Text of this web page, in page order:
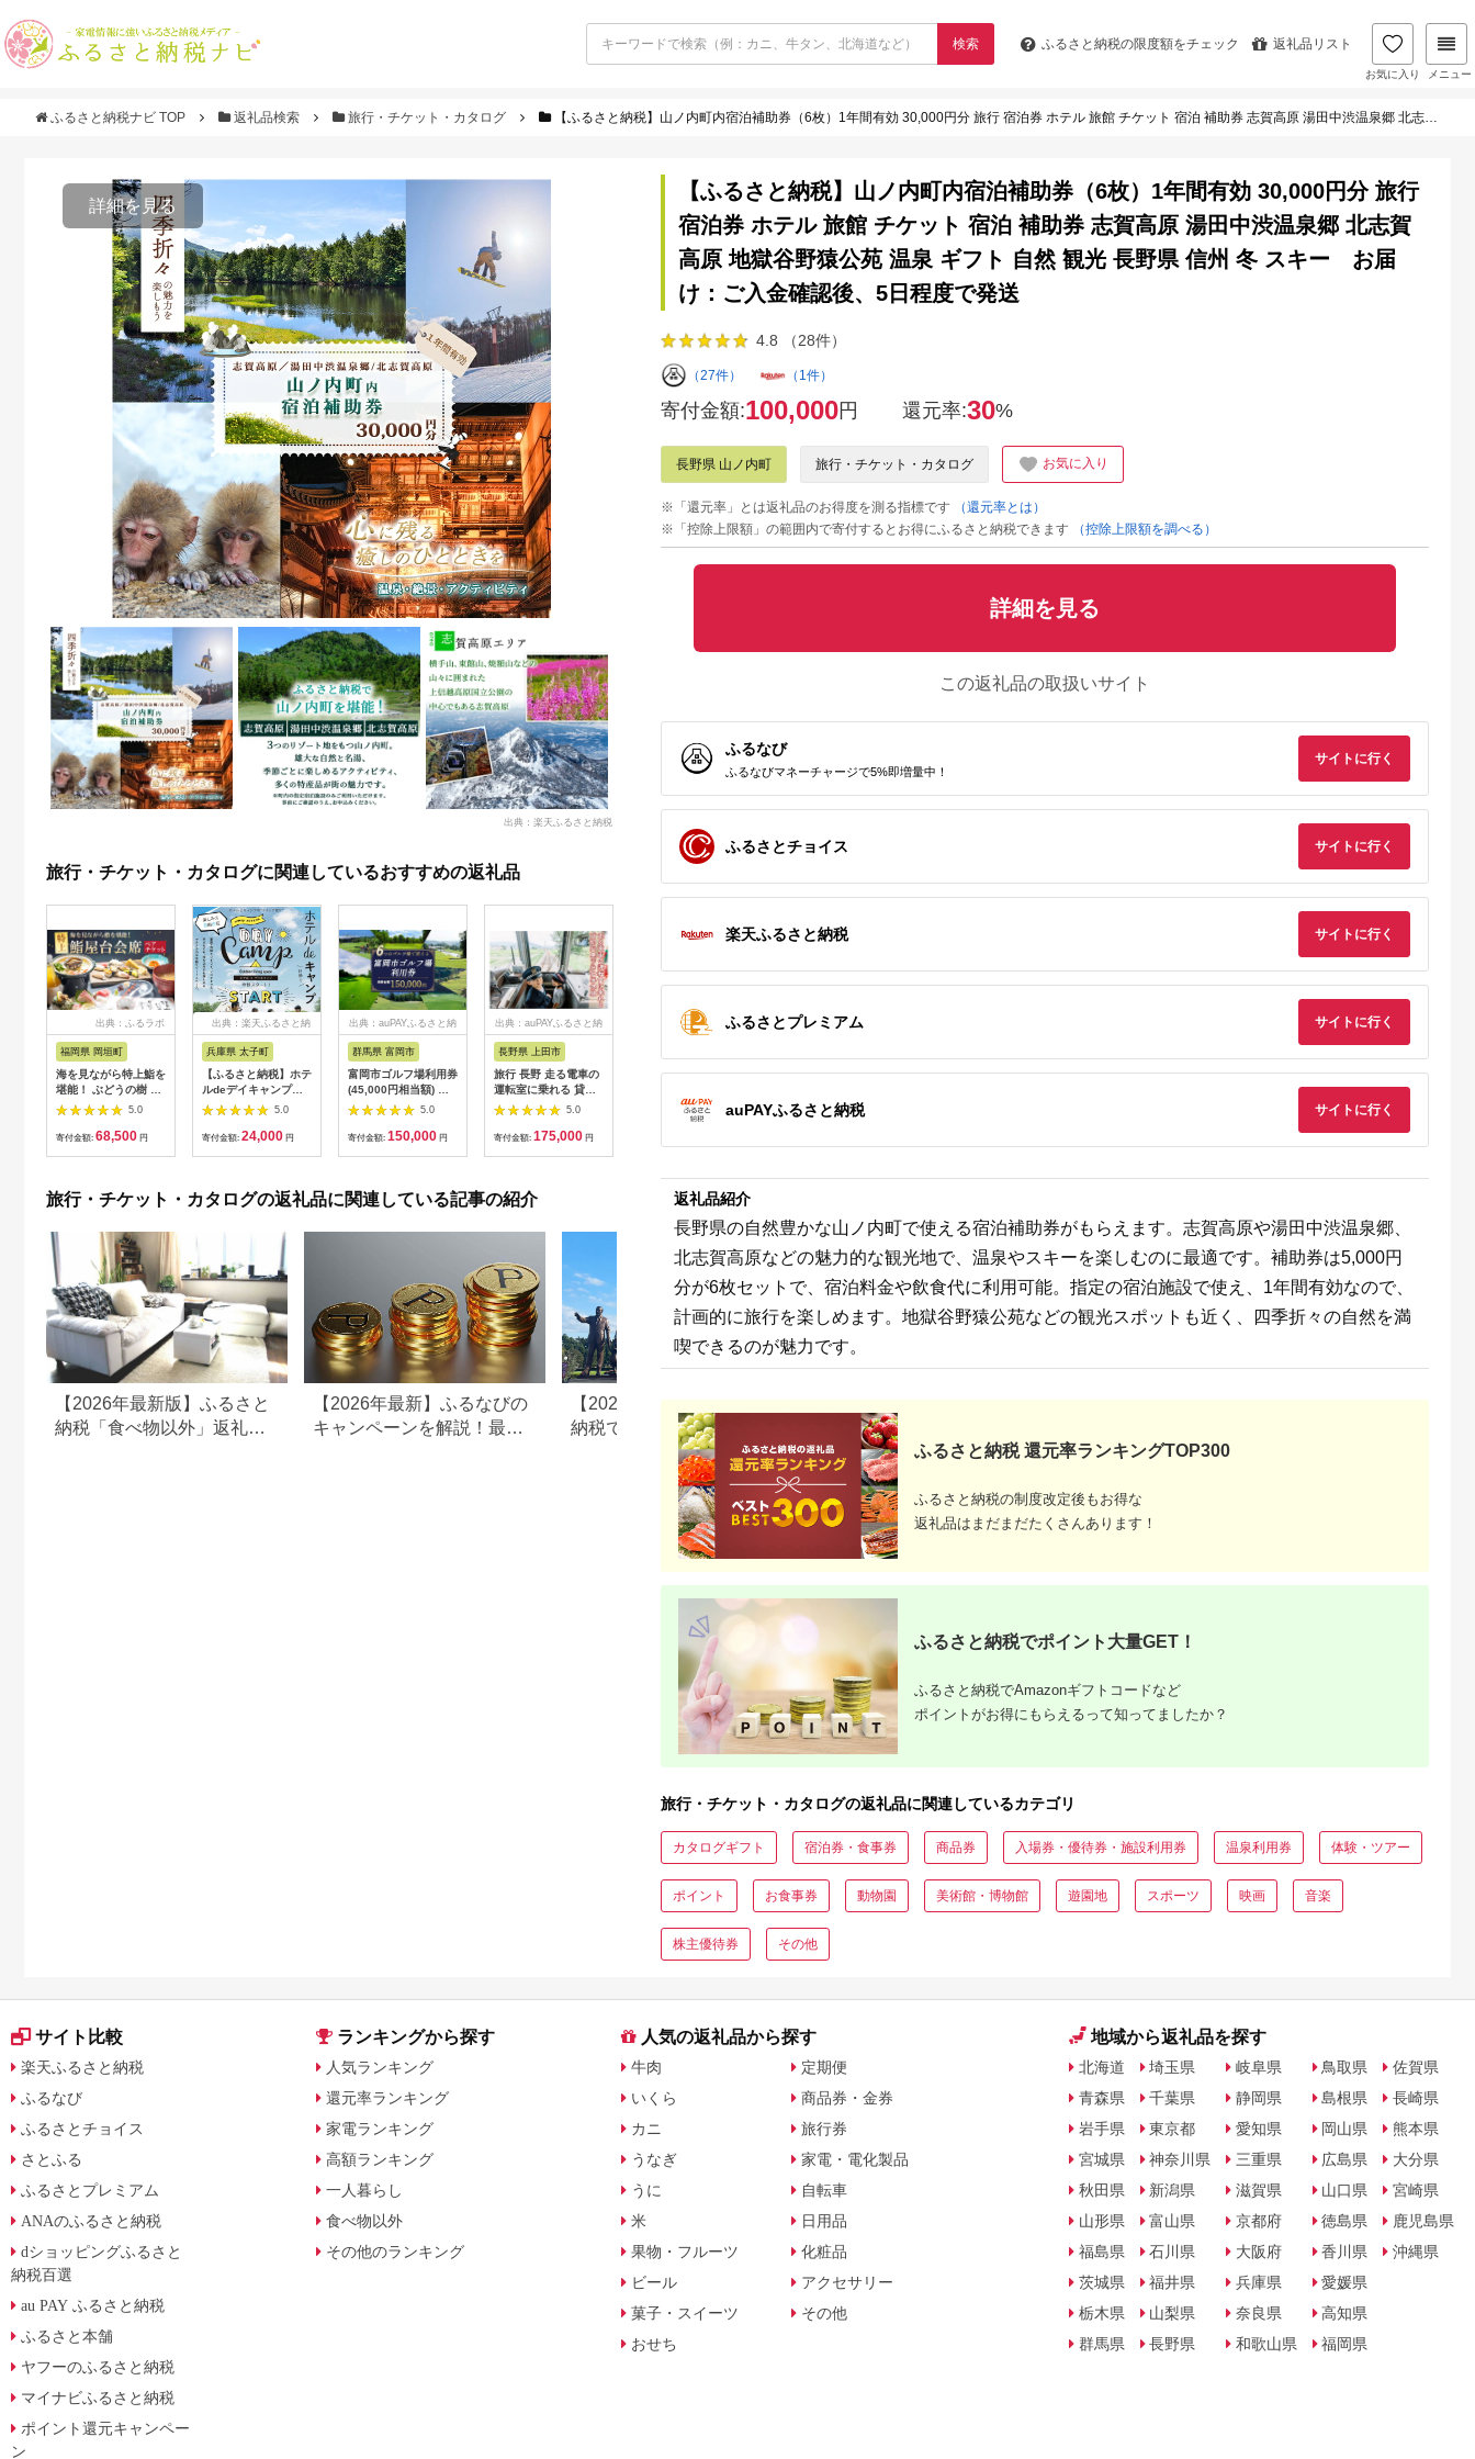
検索 ふるさと納税の限度額をチェック 返礼品リスト
お気に入り メニュー
ふるさと納税ナビ TOP 返礼品検索 旅行・チケット・カタログ 【ふるさと納税】山ノ内町内宿泊補助券（6枚）1年間有効 30,000円分 旅行 宿泊券 ホテル 旅館 チケット 宿泊 補助券 志賀高原 湯田中渋温泉郷 北志賀高原 地獄谷野猿公苑 温泉 ギフト 自然 観光 長野県 信州 冬 スキー お届け：ご入金確認後、5日程度で発送
詳細を見る
出典：楽天ふるさと納税
旅行・チケット・カタログに関連しているおすすめの返礼品
出典：ふるラボ
福岡県 岡垣町
海を見ながら特上鮨を
堪能！ ぶどうの樹 鮨
屋台ペア お食事券 海
鮮 海 屋台 食事 ペア
福岡県 岡垣町
5.0
寄付金額: 68,500 円
出典：楽天ふるさと納
兵庫県 太子町
【ふるさと納税】ホテ
ルdeデイキャンプ体
験チケット
【1364991】
5.0
寄付金額: 24,000 円
出典：auPAYふるさと納
群馬県 富岡市
富岡市ゴルフ場利用券
(45,000円相当額) ゴ
ルフ チケット 平日 土
日 祝日 プレー券 関東
群馬県 首都圏 F20E-
5.0
寄付金額: 150,000 円
出典：auPAYふるさと納
長野県 上田市
旅行 長野 走る電車の
運転室に乗れる 貸切
列車でお仕事体験 体
験 チケット 電車 鉄道
列車 サービス 子供 子
5.0
寄付金額: 175,000 円
出典：dショッピングふ
富士カントリー可児ク
円分）【0018-007】
5.0
出典：auPAYふるさと納
伊東園ホテル・伊東園
テル松川館 ご宿泊券
1泊2日2食付き(1名様
【1044937】
5.0
159-2009-06 大磯迎
和風おかず おつまみ
揚げ物 母の日 ギフト
だわり 大磯グルメ 】
石垣島の自然を満喫！
出典：ふるラボ
北海道富良野市 日本
旅行 地域限定旅行ク
300,000
出典：auPAYふるさと
信州健康ランド ギフ
ト券（1000円券×9
枚） | 信州健康ラン
サウナ 大浴場 ボディ
ケア リラクゼーショ
ン 施設 宿泊 家族連
34,000
旅行・チケット・カタログの返礼品に関連している記事の紹介
【2026年最新版】ふるさと
納税「食べ物以外」返礼品
【2026年最新】ふるなびの
キャンペーンを解説！最大
【2026年最新版】ふるさと
納税でディズニー返礼品は
もらえる？ホテル・チケッ
ト・公式グッズを徹底解説
ふるさと納税、年収いくら
で30万円寄付できる？おす
すめ返礼品も紹介
【ふるさと納税】山ノ内町内宿泊補助券（6枚）1年間有効 30,000円分 旅行
宿泊券 ホテル 旅館 チケット 宿泊 補助券 志賀高原 湯田中渋温泉郷 北志賀
高原 地獄谷野猿公苑 温泉 ギフト 自然 観光 長野県 信州 冬 スキー お届
け：ご入金確認後、5日程度で発送
4.8 （28件）
（27件） （1件）
寄付金額:100,000円 還元率:30%
長野県 山ノ内町 旅行・チケット・カタログ お気に入り
※「還元率」とは返礼品のお得度を測る指標です
（還元率とは）
※「控除上限額」の範囲内で寄付するとお得にふるさと納税できます
（控除上限額を調べる）
詳細を見る
この返礼品の取扱いサイト
ふるなび
ふるなびマネーチャージで5%即増量中！
サイトに行く
ふるさとチョイス サイトに行く
楽天ふるさと納税 サイトに行く
ふるさとプレミアム サイトに行く
auPAYふるさと納税 サイトに行く
返礼品紹介
長野県の自然豊かな山ノ内町で使える宿泊補助券がもらえます。志賀高原や湯田中渋温泉郷、
北志賀高原などの魅力的な観光地で、温泉やスキーを楽しむのに最適です。補助券は5,000円
分が6枚セットで、宿泊料金や飲食代に利用可能。指定の宿泊施設で使え、1年間有効なので、
計画的に旅行を楽しめます。地獄谷野猿公苑などの観光スポットも近く、四季折々の自然を満
喫できるのが魅力です。
ふるさと納税 還元率ランキングTOP300
ふるさと納税の制度改定後もお得な
返礼品はまだまだたくさんあります！
ふるさと納税でポイント大量GET！
ふるさと納税でAmazonギフトコードなど
ポイントがお得にもらえるって知ってましたか？
旅行・チケット・カタログの返礼品に関連しているカテゴリ
カタログギフト 宿泊券・食事券 商品券 入場券・優待券・施設利用券 温泉利用券 体験・ツアー
ポイント お食事券 動物園 美術館・博物館 遊園地 スポーツ 映画 音楽
株主優待券 その他
サイト比較
楽天ふるさと納税
ふるなび
ふるさとチョイス
さとふる
ふるさとプレミアム
ANAのふるさと納税
dショッピングふるさと
納税百選
au PAY ふるさと納税
ふるさと本舗
ヤフーのふるさと納税
マイナビふるさと納税
ポイント還元キャンペー
ン
ランキングから探す
人気ランキング
還元率ランキング
家電ランキング
高額ランキング
一人暮らし
食べ物以外
その他のランキング
人気の返礼品から探す
牛肉
いくら
カニ
うなぎ
うに
米
果物・フルーツ
ビール
菓子・スイーツ
おせち
定期便
商品券・金券
旅行券
家電・電化製品
自転車
日用品
化粧品
アクセサリー
その他
地域から返礼品を探す
北海道
青森県
岩手県
宮城県
秋田県
山形県
福島県
茨城県
栃木県
群馬県
埼玉県
千葉県
東京都
神奈川県
新潟県
富山県
石川県
福井県
山梨県
長野県
岐阜県
静岡県
愛知県
三重県
滋賀県
京都府
大阪府
兵庫県
奈良県
和歌山県
鳥取県
島根県
岡山県
広島県
山口県
徳島県
香川県
愛媛県
高知県
福岡県
佐賀県
長崎県
熊本県
大分県
宮崎県
鹿児島県
沖縄県